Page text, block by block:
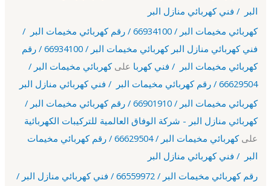
البر / فني كهربائي منازل البر
كهربائي مخيمات البر / 66934100 / رقم كهربائي مخيمات البر /
فني كهربائي منازل البر كهربائي مخيمات البر / 66934100 / رقم
كهربائي مخيمات البر / فني كهربا علىكهربائي مخيمات البر /
66629504 / رقم كهربائي مخيمات البر / فني كهربائي منازل البر
كهربائي مخيمات البر / 66901910 / رقم كهربائي مخيمات البر /
كهربائي منازل البر - شركة الوفاق العالمية للتركيبات الكهربائية
على
كهربائي مخيمات البر / 66629504 / رقم كهربائي مخيمات
البر / فني كهربائي منازل البر
رقم كهربائي مخيمات البر / 66559972 / فني كهربائي منازل البر /